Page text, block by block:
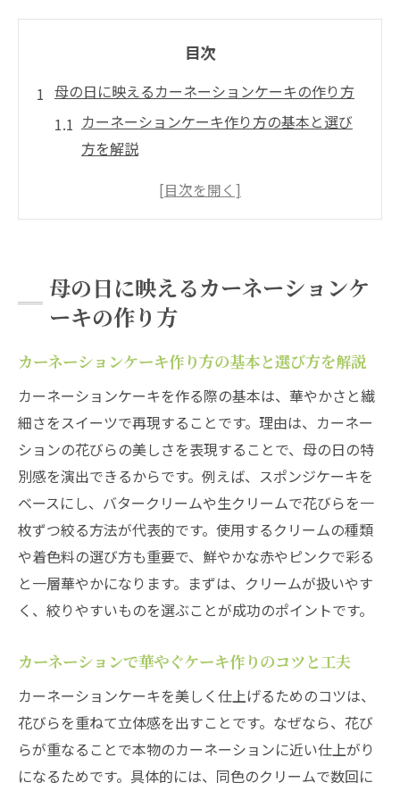
目次
母の日に映えるカーネーションケーキの作り方
カーネーションケーキ作り方の基本と選び
方を解説
カーネーションで華やぐケーキ作りのコツ
カーネーションケーキを美しく仕上げるテ
クニック
初心者でも安心なカーネーションケーキ簡
カーネーションケーキで母の日を彩る演出
アイデア
華やかスイーツへ変身するカーネーションレシ
ピ
カーネーションレシピで華やかお菓子を作
るコツ
カーネーションスイーツを簡単に仕上げる
方法
ジ術
お菓子作りで叶えるカーネーションの美し
さ
カーネーションレシピで母の日らしい装い
を演出
母の日に映えるカーネーションケ
ーキの作り方
カーネーションケーキ作り方の基本と選び方を解説
カーネーションケーキを作る際の基本は、華やかさと繊
細さをスイーツで再現することです。理由は、カーネー
ションの花びらの美しさを表現することで、母の日の特
別感を演出できるからです。例えば、スポンジケーキを
ベースにし、バタークリームや生クリームで花びらを一
枚ずつ絞る方法が代表的です。使用するクリームの種類
や着色料の選び方も重要で、鮮やかな赤やピンクで彩る
と一層華やかになります。まずは、クリームが扱いやす
く、絞りやすいものを選ぶことが成功のポイントです。
カーネーションで華やぐケーキ作りのコツと工夫
カーネーションケーキを美しく仕上げるためのコツは、
花びらを重ねて立体感を出すことです。なぜなら、花び
らが重なることで本物のカーネーションに近い仕上がり
になるためです。具体的には、同色のクリームで数回に